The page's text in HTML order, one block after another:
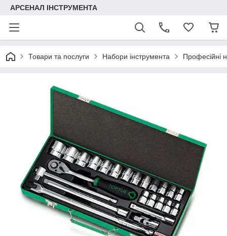
АРСЕНАЛ ІНСТРУМЕНТА
Товари та послуги Набори інструмента Професійні